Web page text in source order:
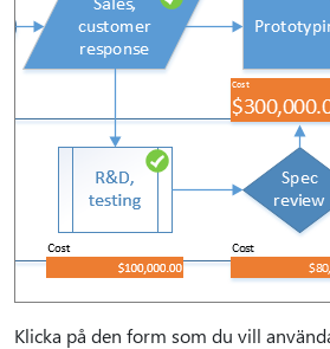
Klicka på den form som du vill